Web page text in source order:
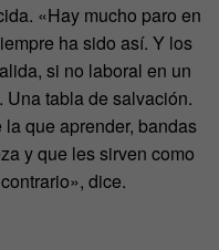
«Hay mucho paro en
ha sido así. Y los
si no laboral en un
tabla de salvación.
que aprender, bandas
y que les sirven como
dice.